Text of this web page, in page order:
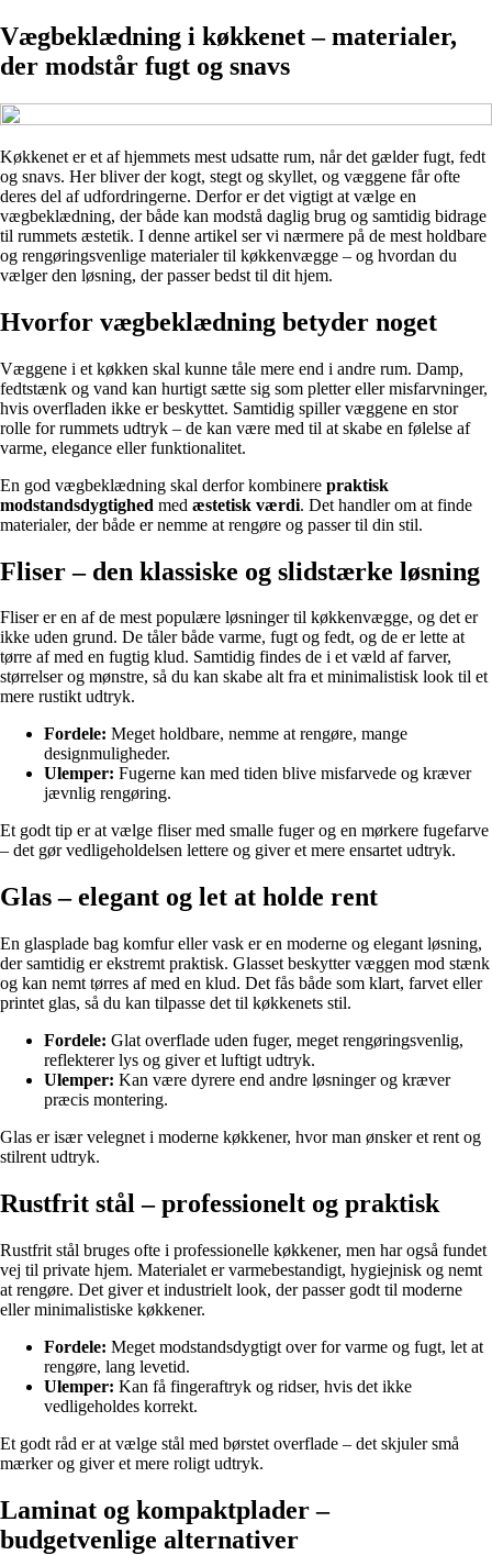
Vægbeklædning i køkkenet – materialer,
der modstår fugt og snavs
Køkkenet er et af hjemmets mest udsatte rum, når det gælder fugt, fedt
og snavs. Her bliver der kogt, stegt og skyllet, og væggene får ofte
deres del af udfordringerne. Derfor er det vigtigt at vælge en
vægbeklædning, der både kan modstå daglig brug og samtidig bidrage
til rummets æstetik. I denne artikel ser vi nærmere på de mest holdbare
og rengøringsvenlige materialer til køkkenvægge – og hvordan du
vælger den løsning, der passer bedst til dit hjem.
Hvorfor vægbeklædning betyder noget
Væggene i et køkken skal kunne tåle mere end i andre rum. Damp,
fedtstænk og vand kan hurtigt sætte sig som pletter eller misfarvninger,
hvis overfladen ikke er beskyttet. Samtidig spiller væggene en stor
rolle for rummets udtryk – de kan være med til at skabe en følelse af
varme, elegance eller funktionalitet.
En god vægbeklædning skal derfor kombinere praktisk
modstandsdygtighed med æstetisk værdi. Det handler om at finde
materialer, der både er nemme at rengøre og passer til din stil.
Fliser – den klassiske og slidstærke løsning
Fliser er en af de mest populære løsninger til køkkenvægge, og det er
ikke uden grund. De tåler både varme, fugt og fedt, og de er lette at
tørre af med en fugtig klud. Samtidig findes de i et væld af farver,
størrelser og mønstre, så du kan skabe alt fra et minimalistisk look til et
mere rustikt udtryk.
Fordele: Meget holdbare, nemme at rengøre, mange
designmuligheder.
Ulemper: Fugerne kan med tiden blive misfarvede og kræver
jævnlig rengøring.
Et godt tip er at vælge fliser med smalle fuger og en mørkere fugefarve
– det gør vedligeholdelsen lettere og giver et mere ensartet udtryk.
Glas – elegant og let at holde rent
En glasplade bag komfur eller vask er en moderne og elegant løsning,
der samtidig er ekstremt praktisk. Glasset beskytter væggen mod stænk
og kan nemt tørres af med en klud. Det fås både som klart, farvet eller
printet glas, så du kan tilpasse det til køkkenets stil.
Fordele: Glat overflade uden fuger, meget rengøringsvenlig,
reflekterer lys og giver et luftigt udtryk.
Ulemper: Kan være dyrere end andre løsninger og kræver
præcis montering.
Glas er især velegnet i moderne køkkener, hvor man ønsker et rent og
stilrent udtryk.
Rustfrit stål – professionelt og praktisk
Rustfrit stål bruges ofte i professionelle køkkener, men har også fundet
vej til private hjem. Materialet er varmebestandigt, hygiejnisk og nemt
at rengøre. Det giver et industrielt look, der passer godt til moderne
eller minimalistiske køkkener.
Fordele: Meget modstandsdygtigt over for varme og fugt, let at
rengøre, lang levetid.
Ulemper: Kan få fingeraftryk og ridser, hvis det ikke
vedligeholdes korrekt.
Et godt råd er at vælge stål med børstet overflade – det skjuler små
mærker og giver et mere roligt udtryk.
Laminat og kompaktplader –
budgetvenlige alternativer